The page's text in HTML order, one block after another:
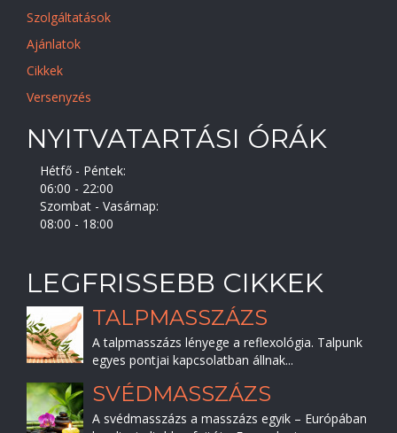
Szolgáltatások
Ajánlatok
Cikkek
Versenyzés
NYITVATARTÁSI ÓRÁK
Hétfő - Péntek:
06:00 - 22:00
Szombat - Vasárnap:
08:00 - 18:00
LEGFRISSEBB CIKKEK
TALPMASSZÁZS
A talpmasszázs lényege a reflexológia. Talpunk
egyes pontjai kapcsolatban állnak...
SVÉDMASSZÁZS
A svédmasszázs a masszázs egyik – Európában